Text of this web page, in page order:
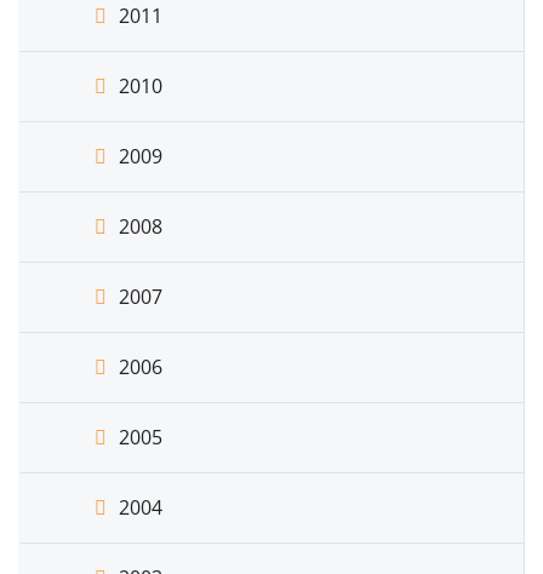
2011
2010
2009
2008
2007
2006
2005
2004